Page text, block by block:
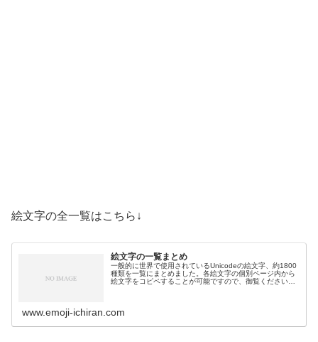
絵文字の全一覧はこちら↓
絵文字の一覧まとめ
一般的に世界で使用されているUnicodeの絵文字、約1800
種類を一覧にまとめました。各絵文字の個別ページ内から
絵文字をコピペすることが可能ですので、御覧ください。
www.emoji-ichiran.com